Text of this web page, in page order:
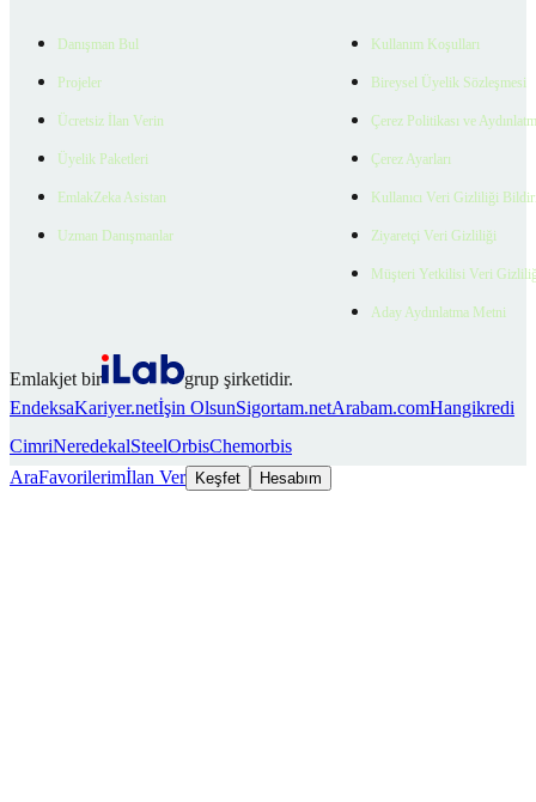
Danışman Bul
Projeler
Ücretsiz İlan Verin
Üyelik Paketleri
EmlakZeka Asistan
Uzman Danışmanlar
Kullanım Koşulları
Bireysel Üyelik Sözleşmesi
Çerez Politikası ve
Çerez Ayarları
Kullanıcı Veri Gizliliği
Ziyaretçi Veri Gizliliği
Müşteri Yetkilisi Veri
Aday Aydınlatma Metni
Emlakjet bir
grup şirketidir.
EndeksaKariyer.netİşin OlsunSigortam.netArabam.comHangikredi
CimriNeredekalSteelOrbisChemorbis
AraFavorilerimİlan Ver Keşfet Hesabım